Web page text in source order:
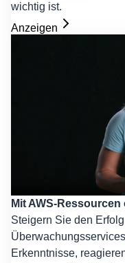
wichtig ist.
Anzeigen
Mit AWS-
Steigern Sie den
Erkenntnisse,